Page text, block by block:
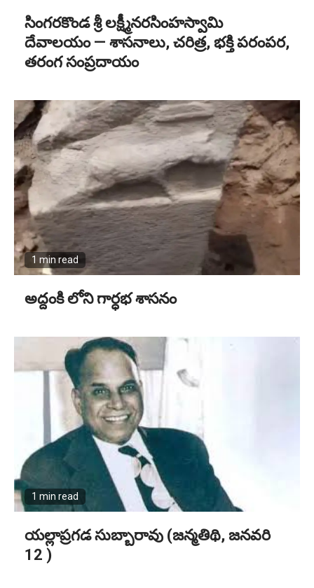
సింగరకొండ శ్రీ లక్ష్మీనరసింహస్వామి
దేవాలయం — శాసనాలు, చరిత్ర, భక్తి పరంపర,
తరంగ సంప్రదాయం
1 min read
అద్దంకి లోని గార్ధభ శాసనం
1 min read
యల్లాప్రగడ సుబ్బారావు (జన్మతిథి, జనవరి
12 )